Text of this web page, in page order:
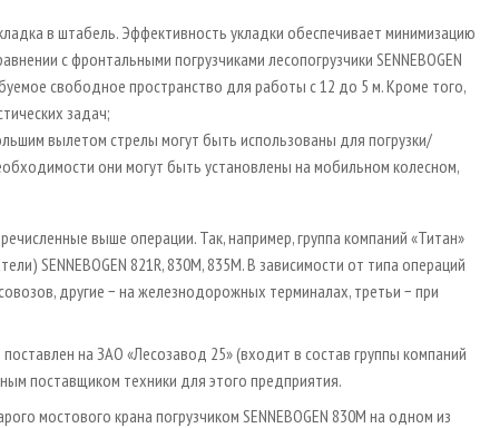
в штабель. Эффективность укладки обеспечивает минимизацию
с фронтальными погрузчиками лесопогрузчики SENNEBOGEN
свободное пространство для работы с 12 до 5 м. Кроме того,
задач;
вылетом стрелы могут быть использованы для погрузки/
они могут быть установлены на мобильном колесном,
выше операции. Так, например, группа компаний «Титан»
SENNEBOGEN 821R, 830M, 835M. В зависимости от типа операций
другие − на железнодорожных терминалах, третьи − при
на ЗАО «Лесозавод 25» (входит в состав группы компаний
поставщиком техники для этого предприятия.
мостового крана погрузчиком SENNEBOGEN 830M на одном из